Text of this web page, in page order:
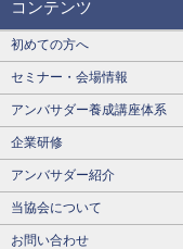
コンテンツ
初めての方へ
セミナー・会場情報
アンバサダー養成講座体系
企業研修
アンバサダー紹介
当協会について
お問い合わせ